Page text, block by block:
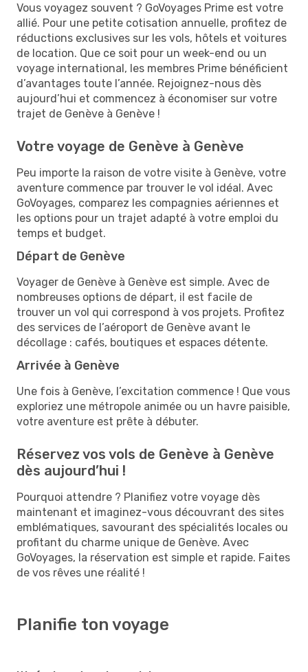
Vous voyagez souvent ? GoVoyages Prime est votre
allié. Pour une petite cotisation annuelle, profitez de
réductions exclusives sur les vols, hôtels et voitures
de location. Que ce soit pour un week-end ou un
voyage international, les membres Prime bénéficient
d’avantages toute l’année. Rejoignez-nous dès
aujourd’hui et commencez à économiser sur votre
trajet de Genève à Genève !
Votre voyage de Genève à Genève
Peu importe la raison de votre visite à Genève, votre
aventure commence par trouver le vol idéal. Avec
GoVoyages, comparez les compagnies aériennes et
les options pour un trajet adapté à votre emploi du
temps et budget.
Départ de Genève
Voyager de Genève à Genève est simple. Avec de
nombreuses options de départ, il est facile de
trouver un vol qui correspond à vos projets. Profitez
des services de l’aéroport de Genève avant le
décollage : cafés, boutiques et espaces détente.
Arrivée à Genève
Une fois à Genève, l’excitation commence ! Que vous
exploriez une métropole animée ou un havre paisible,
votre aventure est prête à débuter.
Réservez vos vols de Genève à Genève
dès aujourd’hui !
Pourquoi attendre ? Planifiez votre voyage dès
maintenant et imaginez-vous découvrant des sites
emblématiques, savourant des spécialités locales ou
profitant du charme unique de Genève. Avec
GoVoyages, la réservation est simple et rapide. Faites
de vos rêves une réalité !
Planifie ton voyage